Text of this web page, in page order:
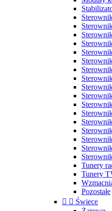
Tunery
Tunery
Pozostałe
  Świece